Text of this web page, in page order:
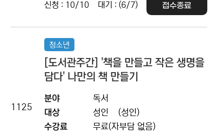
신청 : 10/10 대기 : (6/7) 접수종료
1125
청소년
[도서관주간] '책을 만들고 작은 생명을
담다' 나만의 책 만들기
분야
독서
대상
성인
(성인)
수강료
무료(자부담 없음)